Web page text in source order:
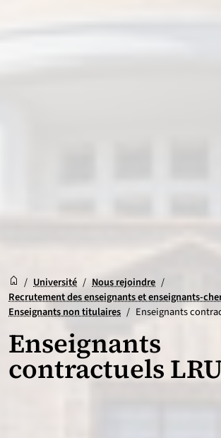
Accueil
Accueil
/ Université / Nous rejoindre /
Recrutement des enseignants et enseignants-
Enseignants non titulaires / Enseignants
Enseignants
contractuels